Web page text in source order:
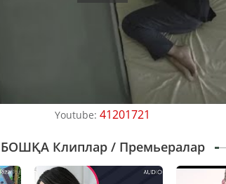
Youtube: 41201721
БОШҚА Клиплар / Премьералар